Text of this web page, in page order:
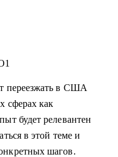
переезжать в США
сферах как
будет релевантен
в этой теме и
шагов.